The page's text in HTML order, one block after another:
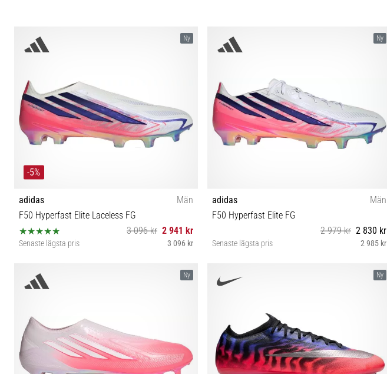
39⅓ 40 40⅔ 41⅓ 42 42⅔ 43⅓ 44 44⅔ 45⅓ 46
39⅓ 40 40⅔ 41⅓ 42 42⅔ 43⅓ 44 44⅔ 45⅓ 46
Ny
-5%
adidas
Män
F50 Hyperfast Elite Laceless FG
3 096 kr 2 941 kr
Senaste lägsta pris 3 096 kr
40 42 42⅔ 43⅓ 44 44⅔ 45⅓ 46 46⅔ 47⅓ 48
Ny
adidas
Män
F50 Hyperfast Elite FG
2 979 kr 2 830 kr
Senaste lägsta pris 2 985 kr
39⅓ 40 40⅔ 41⅓ 42 42⅔ 43⅓ 44 44⅔ 45⅓ 46
Ny Ny